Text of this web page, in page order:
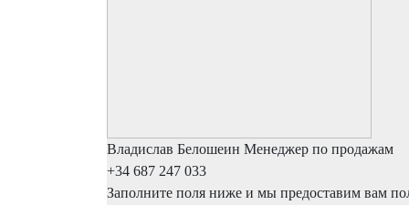
Владислав Белошеин Менеджер по продажам
+34 687 247 033
Заполните поля ниже и мы предоставим вам